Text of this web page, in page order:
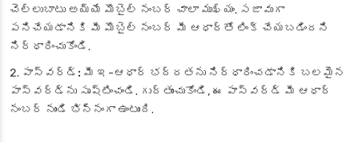
చెల్లుబాటు అయ్యే మొబైల్ నంబర్ చాలా ముఖ్యం. సజావుగా
పనిచేయడానికి మీ మొబైల్ నంబర్ మీ ఆధార్‌తో లింక్ చేయబడిందని
నిర్ధారించుకోండి.
పాస్‌వర్డ్: మీ ఇ-ఆధార్ భద్రతను నిర్ధారించడానికి బలమైన
పాస్‌వర్డ్‌ను సృష్టించండి. గుర్తుంచుకోండి, ఈ పాస్‌వర్డ్ మీ ఆధార్
నంబర్ నుండి భిన్నంగా ఉంటుంది.